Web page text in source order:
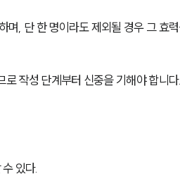
며, 단 한 명이라도 제외될 경우 그 효
작성 단계부터 신중을 기해야 합니다.
있다.